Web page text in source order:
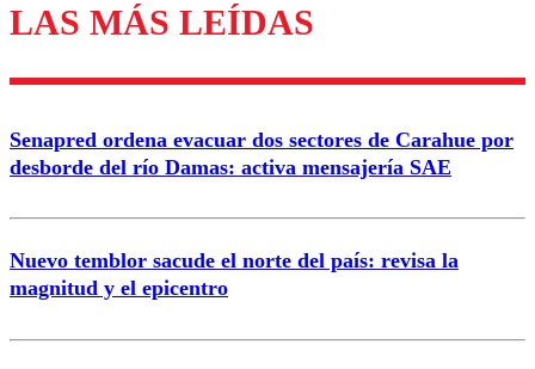
Los comentarios son moderados para garantizar un
diálogo respetuoso.
Correo
LAS MÁS LEÍDAS
Senapred ordena evacuar dos sectores de Carahue por
desborde del río Damas: activa mensajería SAE
Nuevo temblor sacude el norte del país: revisa la
magnitud y el epicentro